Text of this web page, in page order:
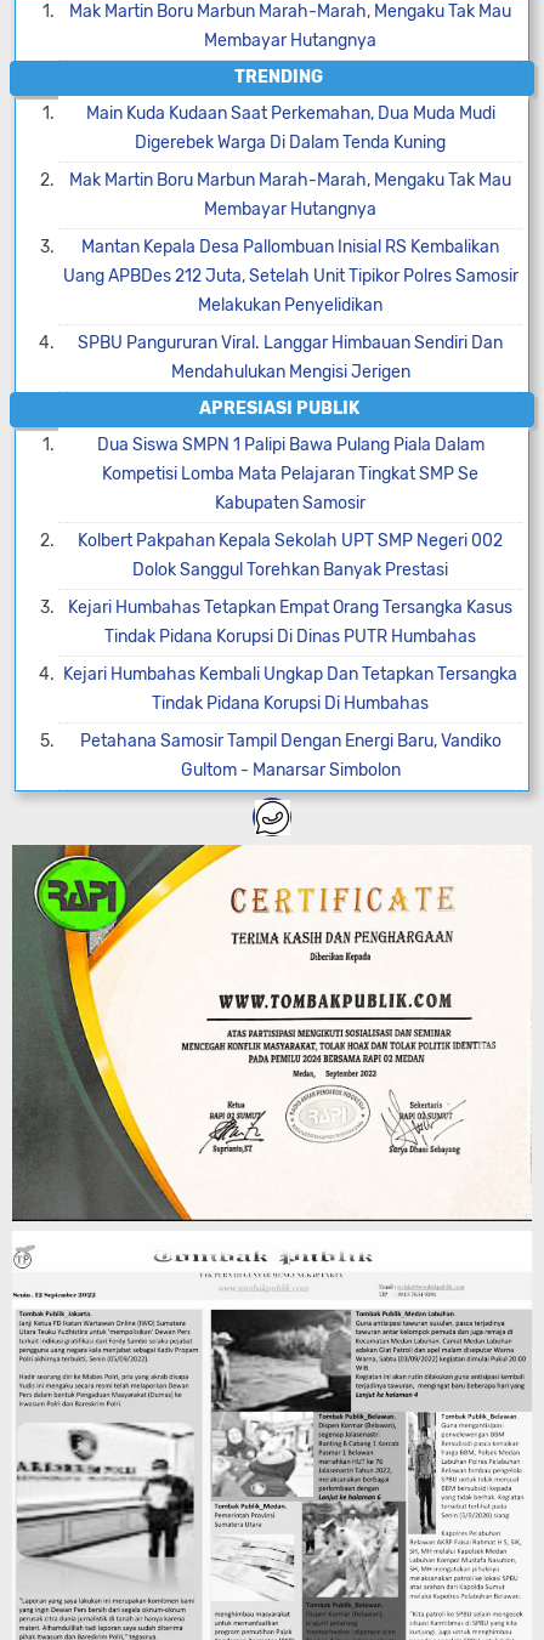
Mak Martin Boru Marbun Marah-Marah, Mengaku Tak Mau
Membayar Hutangnya
TRENDING
Main Kuda Kudaan Saat Perkemahan, Dua Muda Mudi
Digerebek Warga Di Dalam Tenda Kuning
Mak Martin Boru Marbun Marah-Marah, Mengaku Tak Mau
Membayar Hutangnya
Mantan Kepala Desa Pallombuan Inisial RS Kembalikan
Uang APBDes 212 Juta, Setelah Unit Tipikor Polres Samosir
Melakukan Penyelidikan
SPBU Pangururan Viral. Langgar Himbauan Sendiri Dan
Mendahulukan Mengisi Jerigen
APRESIASI PUBLIK
Dua Siswa SMPN 1 Palipi Bawa Pulang Piala Dalam
Kompetisi Lomba Mata Pelajaran Tingkat SMP Se
Kabupaten Samosir
Kolbert Pakpahan Kepala Sekolah UPT SMP Negeri 002
Dolok Sanggul Torehkan Banyak Prestasi
Kejari Humbahas Tetapkan Empat Orang Tersangka Kasus
Tindak Pidana Korupsi Di Dinas PUTR Humbahas
Kejari Humbahas Kembali Ungkap Dan Tetapkan Tersangka
Tindak Pidana Korupsi Di Humbahas
Petahana Samosir Tampil Dengan Energi Baru, Vandiko
Gultom - Manarsar Simbolon